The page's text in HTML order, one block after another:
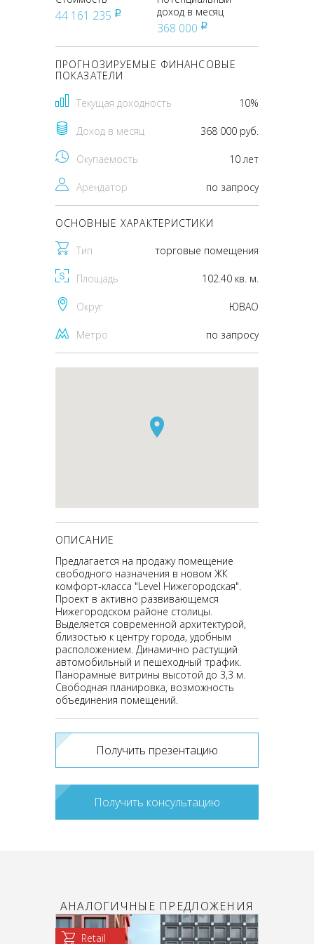
44 161 235 pуб
доход в месяц
368 000 pуб
ПРОГНОЗИРУЕМЫЕ ФИНАНСОВЫЕ
ПОКАЗАТЕЛИ
Текущая доходность 10%
Доход в месяц 368 000 руб.
Окупаемость 10 лет
Арендатор по запросу
ОСНОВНЫЕ ХАРАКТЕРИСТИКИ
Тип торговые помещения
Площадь 102.40 кв. м.
Округ ЮВАО
Метро по запросу
ОПИСАНИЕ
Предлагается на продажу помещение
свободного назначения в новом ЖК
комфорт-класса "Level Нижегородская".
Проект в активно развивающемся
Нижегородском районе столицы.
Выделяется современной архитектурой,
близостью к центру города, удобным
расположением. Динамично растущий
автомобильный и пешеходный трафик.
Панорамные витрины высотой до 3,3 м.
Свободная планировка, возможность
объединения помещений.
Получить презентацию
Получить консультацию
АНАЛОГИЧНЫЕ ПРЕДЛОЖЕНИЯ
Retail